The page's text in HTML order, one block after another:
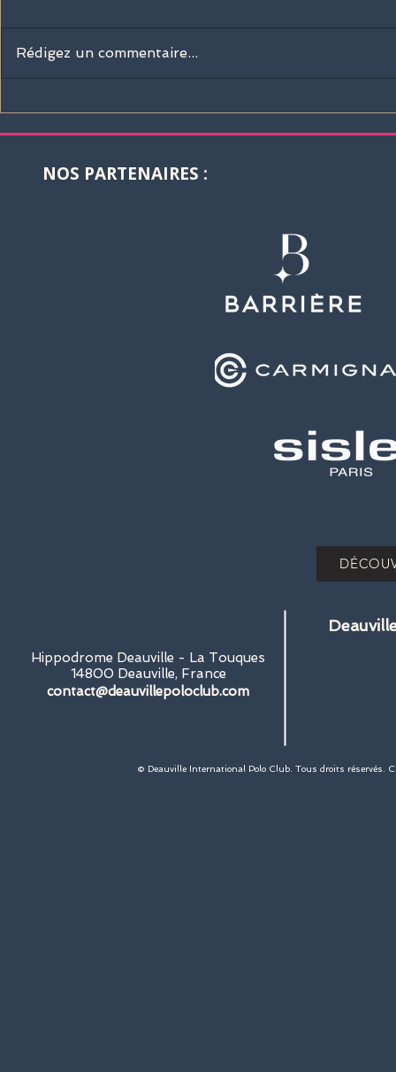
Rédigez un commentaire...
NOS PARTENAIRES :
Hippodrome Deauville - La Touques
14800 Deauville, France
contact@deauvillepoloclub.com
© Deauville International Polo Club. Tous droits réservés.